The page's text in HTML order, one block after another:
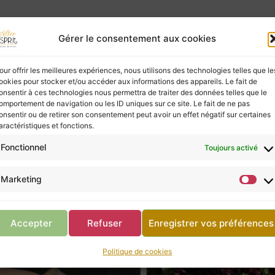
Gérer le consentement aux cookies
offrir les meilleures expériences, nous utilisons des technologies telles que
pour stocker et/ou accéder aux informations des appareils. Le fait de
à ces technologies nous permettra de traiter des données telles que le
de navigation ou les ID uniques sur ce site. Le fait de ne pas
ou de retirer son consentement peut avoir un effet négatif sur certaines
et fonctions.
Fonctionnel Toujours activé
Marketing
Accepter Refuser Enregistrer vos préférences
Politique de cookies
à ceux qui les écoutent, mais elles ne
ne négligez pas la consultation d’un